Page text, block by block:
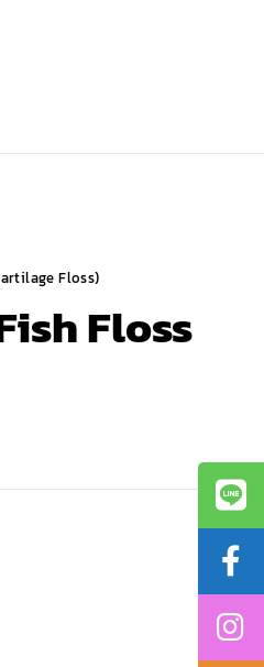
Floss)
Floss